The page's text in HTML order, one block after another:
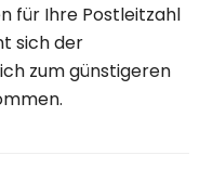
für Ihre Postleitzahl
sich der
zum günstigeren